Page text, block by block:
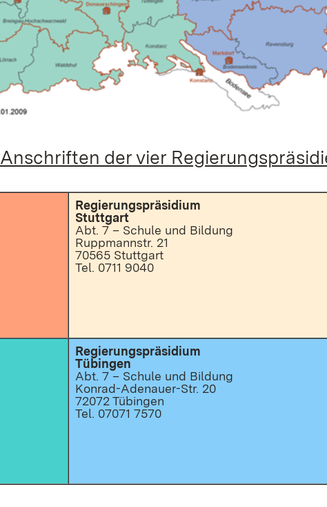
Anschriften der vier
Regierungspräsidium
Stuttgart
Abt. 7 – Schule und Bildung
Ruppmannstr. 21
70565 Stuttgart
Tel. 0711 9040
Regierungspräsidium
Tübingen
Abt. 7 – Schule und Bildung
Konrad-Adenauer-Str. 20
72072 Tübingen
Tel. 07071 7570